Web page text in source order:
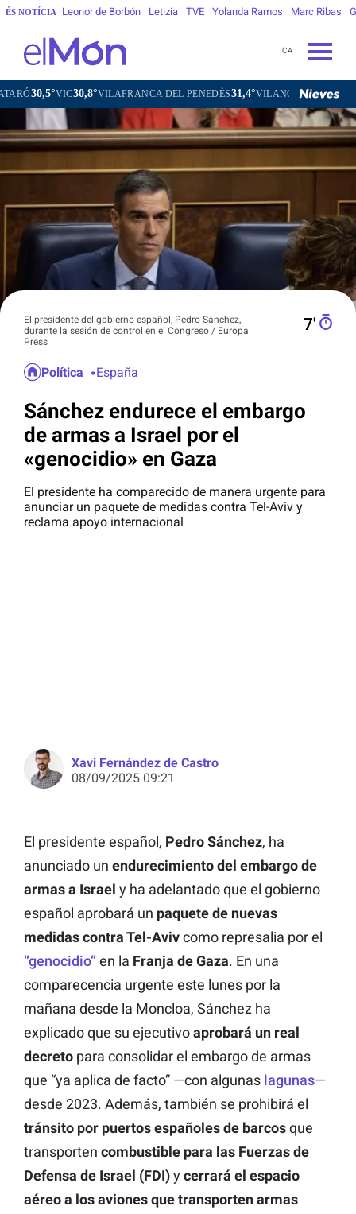
ÉS NOTÍCIA Leonor de Borbón Letizia TVE Yolanda Ramos Marc Ribas
CA
VIC30,8°VILAFRANCA DEL PENEDÈS31,4°VILANOVA I LA GELTRÚ31,3°LA
El presidente del gobierno español, Pedro Sánchez,
durante la sesión de control en el Congreso / Europa
Press
7′
Política España
Sánchez endurece el embargo
de armas a Israel por el
«genocidio» en Gaza
El presidente ha comparecido de manera urgente para
anunciar un paquete de medidas contra Tel-Aviv y
reclama apoyo internacional
Xavi Fernández de Castro
08/09/2025 09:21
El presidente español, Pedro Sánchez, ha
anunciado un endurecimiento del embargo de
armas a Israel y ha adelantado que el gobierno
español aprobará un paquete de nuevas
medidas contra Tel-Avivcomo represalia por el
“genocidio”en la Franja de Gaza. En una
comparecencia urgente este lunes por la
mañana desde la Moncloa, Sánchez ha
explicado que su ejecutivoaprobará un real
decreto para consolidar el embargo de armas
que “ya aplica de facto” —con algunas lagunas—
desde 2023. Además, también se prohibirá el
tránsito por puertos españoles de barcosque
transporten combustible para las Fuerzas de
Defensa de Israel (FDI)y cerrará el espacio
aéreo a los aviones que transporten armas